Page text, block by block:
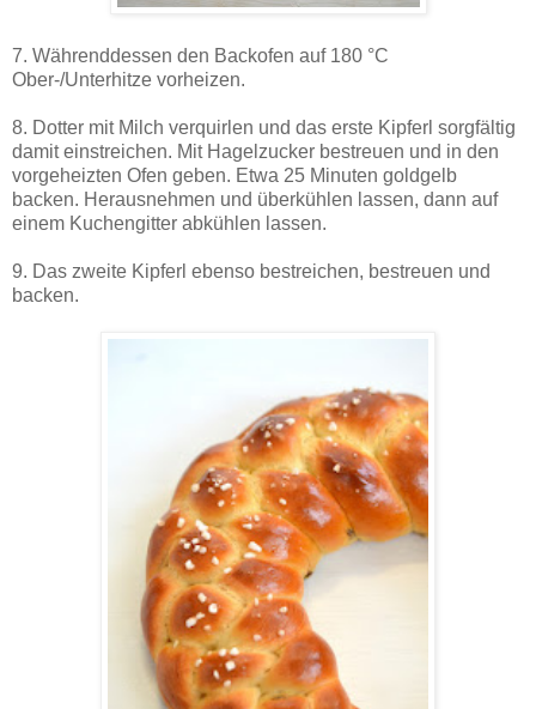
7. Währenddessen den Backofen auf 180 °C
Ober-/Unterhitze vorheizen.
8. Dotter mit Milch verquirlen und das erste Kipferl sorgfältig
damit einstreichen. Mit Hagelzucker bestreuen und in den
vorgeheizten Ofen geben. Etwa 25 Minuten goldgelb
backen. Herausnehmen und überkühlen lassen, dann auf
einem Kuchengitter abkühlen lassen.
9. Das zweite Kipferl ebenso bestreichen, bestreuen und
backen.